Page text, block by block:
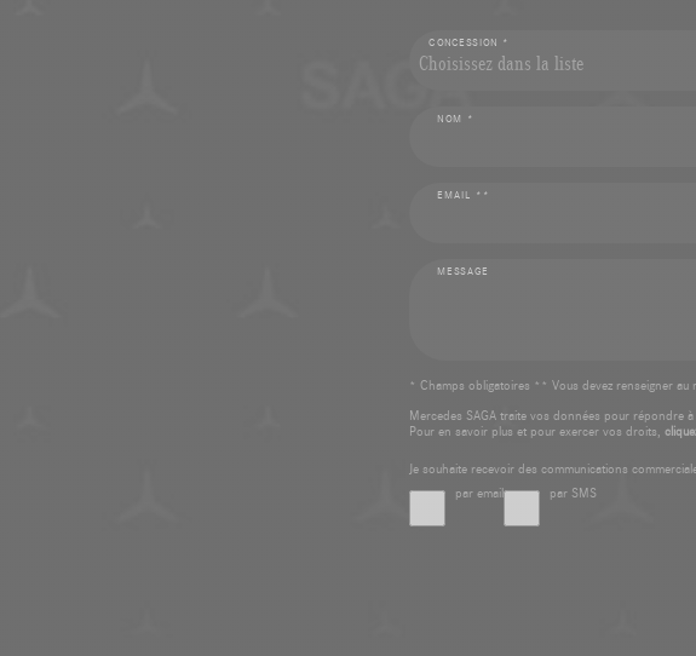
Choisissez dans la liste
CONCESSION *
NOM *
EMAIL **
MESSAGE
* Champs obligatoires ** Vous devez renseigner au
Mercedes SAGA traite vos données pour répondre
Pour en savoir plus et pour exercer vos droits,
Je souhaite recevoir des communications
par email
par SMS